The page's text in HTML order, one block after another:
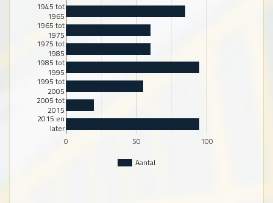
Aantal
0 50 100
1945 tot
1965
1965 tot
1975
1975 tot
1985
1985 tot
1995
1995 tot
2005
2005 tot
2015
2015 en
later